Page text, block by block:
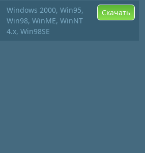
Windows 2000, Win95,
Win98, WinME, WinNT
4.x, Win98SE
Скачать